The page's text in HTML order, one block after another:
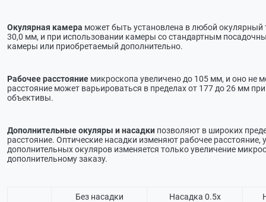
Окулярная камера может быть установлена в любой окулярный
30,0 мм, и при использовании камеры со стандартным
камеры или приобретаемый дополнительно.
Рабочее расстояние микроскопа увеличено до 105 мм, и оно не
расстояние может варьироваться в пределах от 177 до 26 мм
объективы.
Дополнительные окуляры и насадки позволяют в широких
расстояние. Оптические насадки изменяют рабочее
дополнительных окуляров изменяется только увеличение
дополнительному заказу.
Без насадки Насадка 0.5х